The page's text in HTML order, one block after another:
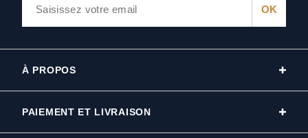
À PROPOS
PAIEMENT ET LIVRAISON